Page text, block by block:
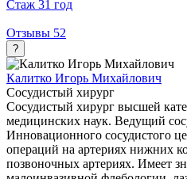
Стаж 31 год
Отзывы 52
?
Калитко Игорь Михайлович
Сосудистый хирург
Сосудистый хирург высшей
медицинских наук. Ведущий
Инновационного сосудистого
операций на артериях нижних
позвоночных артериях. Имеет